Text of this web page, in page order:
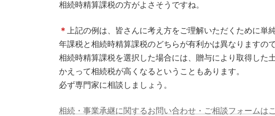
相続時精算課税の方がよさそうですね。
＊
上記の例は、皆さんに考え方をご理解いただくために
年課税と相続時精算課税のどちらが有利かは異なりますの
相続時精算課税を選択した場合には、贈与により取得した
かえって相続税が高くなるということもあります。
必ず専門家に相談しましょう。
相続・事業承継に関するお問い合わせ・ご相談フォームは